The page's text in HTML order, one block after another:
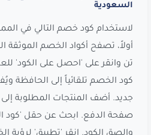
السعودية
لاستخدام كود خصم التالي في
أولاً، تصفح أكواد الخصم الموثقة
تن وانقر على 'احصل على الكود'
كود الخصم تلقائياً إلى الحافظة
جديد. أضف المنتجات المطلوبة
صفحة الدفع. ابحث عن حقل 'كود